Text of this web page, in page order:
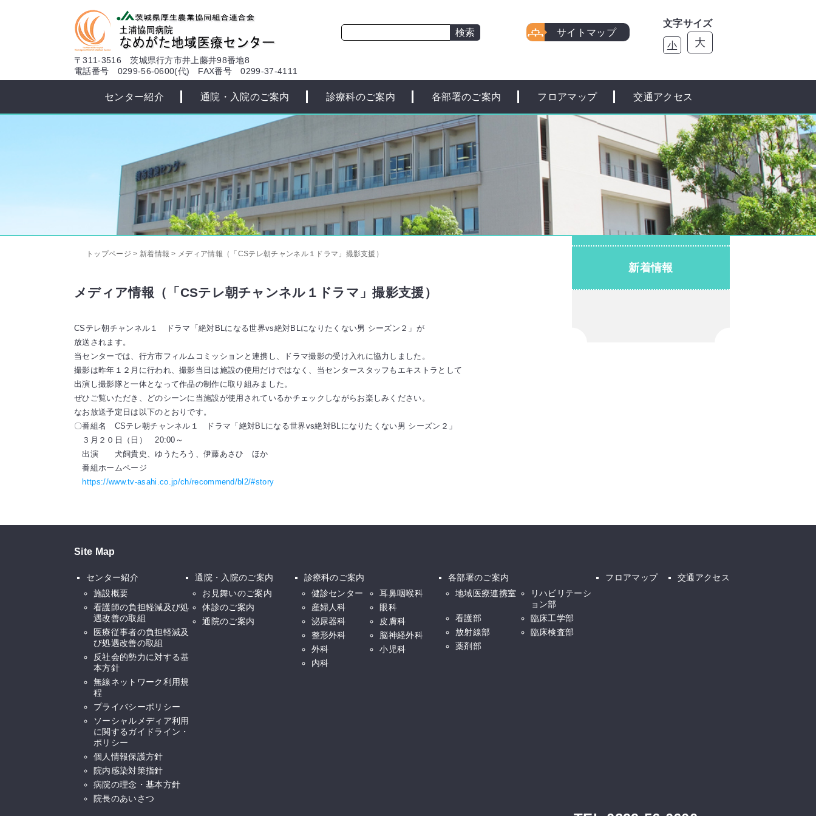
〒311-3516 茨城県行方市井上藤井98番地8
電話番号 0299-56-0600(代)
FAX番号 0299-37-4111
サイトマップ
文字サイズ
小 大
センター紹介 通院・入院のご案内 診療科のご案内 各部署のご案内 フロアマップ 交通アクセス
トップページ > 新着情報 > メディア情報（「CSテレ朝チャンネル１ドラマ」撮影支援）
メディア情報（「CSテレ朝チャンネル１ドラマ」撮影支援）
CSテレ朝チャンネル１ ドラマ「絶対BLになる世界vs絶対BLになりたくない男 シーズン２」が
放送されます。
当センターでは、行方市フィルムコミッションと連携し、ドラマ撮影の受け入れに協力しました。
撮影は昨年１２月に行われ、撮影当日は施設の使用だけではなく、当センタースタッフもエキストラとして
出演し撮影隊と一体となって作品の制作に取り組みました。
ぜひご覧いただき、どのシーンに当施設が使用されているかチェックしながらお楽しみください。
なお放送予定日は以下のとおりです。
〇番組名 CSテレ朝チャンネル１ ドラマ「絶対BLになる世界vs絶対BLになりたくない男 シーズン２」
３月２０日（日） 20:00～
出演 犬飼貴史、ゆうたろう、伊藤あさひ ほか
番組ホームページ
https://www.tv-asahi.co.jp/ch/recommend/bl2/#story
新着情報
Site Map
センター紹介
施設概要
看護師の負担軽減及び処
遇改善の取組
医療従事者の負担軽減及
び処遇改善の取組
反社会的勢力に対する基
本方針
無線ネットワーク利用規
程
プライバシーポリシー
ソーシャルメディア利用
に関するガイドライン・
ポリシー
個人情報保護方針
院内感染対策指針
病院の理念・基本方針
院長のあいさつ
通院・入院のご案内
お見舞いのご案内
休診のご案内
通院のご案内
診療科のご案内
健診センター
耳鼻咽喉科
産婦人科
眼科
泌尿器科
皮膚科
整形外科
脳神経外科
外科
小児科
内科
各部署のご案内
地域医療連携室
リハビリテーシ
ョン部
看護部
臨床工学部
放射線部
臨床検査部
薬剤部
フロアマップ 交通アクセス